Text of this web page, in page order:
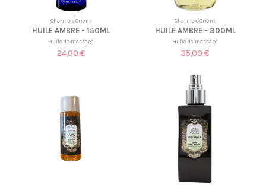
Charme d'Orient
HUILE AMBRE - 150ML
Huile de massage
24,00 €
Charme d'Orient
HUILE AMBRE - 300ML
Huile de massage
35,00 €